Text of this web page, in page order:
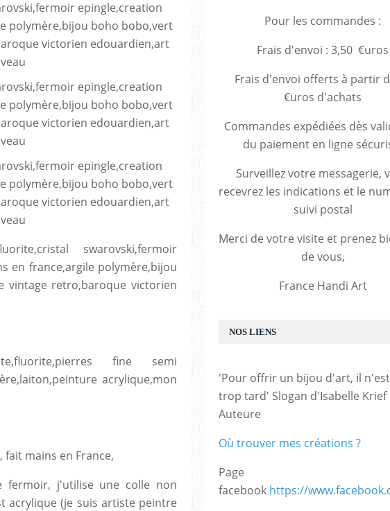
swarovski,fermoir
en france,argile polymère,bijou
vintage retro,baroque victorien
fine semi
acrylique,mon
fait mains en France,
j'utilise une colle non
acrylique (je suis artiste peintre
Pour les commandes :
Frais d'envoi : 3,50 €uros
Frais d'envoi offerts à partir
€uros d'achats
Commandes expédiées dès
du paiement en ligne
Surveillez votre messagerie,
recevrez les indications et le
suivi postal
Merci de votre visite et prenez
de vous,
France Handi Art
NOS LIENS
'Pour offrir un bijou d'art, il
trop tard' Slogan d'Isabelle Krief
Auteure
Où trouver mes créations ?
Page
facebook https://